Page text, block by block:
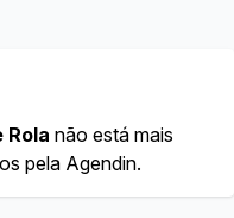
Rola não está mais
pela Agendin.